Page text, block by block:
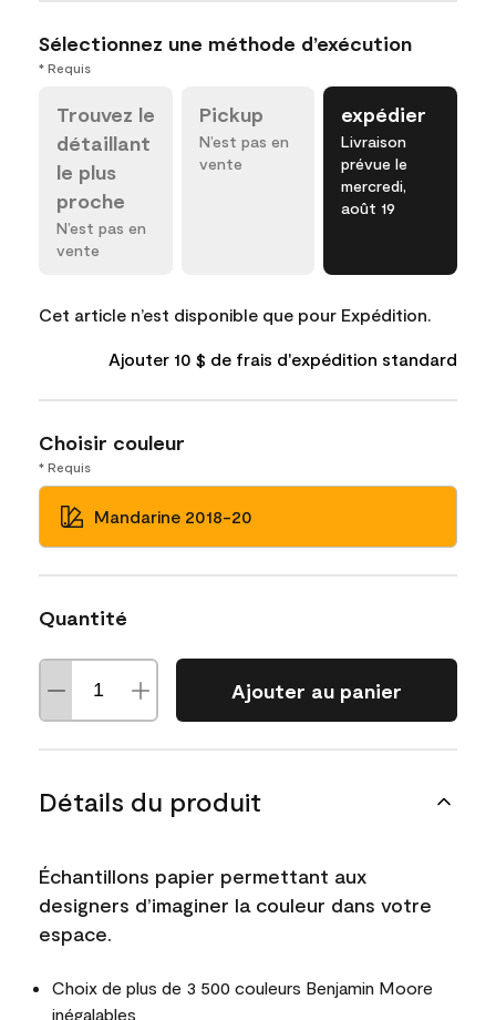
Sélectionnez une méthode d’exécution
* Requis
Trouvez le
détaillant
le plus
proche
N’est pas en
vente
Pickup
N’est pas en
vente
expédier
Livraison
prévue le
mercredi,
août 19
Cet article n’est disponible que pour Expédition.
Ajouter 10 $ de frais d'expédition standard
Choisir couleur
* Requis
Mandarine 2018-20
Quantité
Ajouter au panier
Détails du produit
Échantillons papier permettant aux
designers d’imaginer la couleur dans votre
espace.
Choix de plus de 3 500 couleurs Benjamin Moore
inégalables